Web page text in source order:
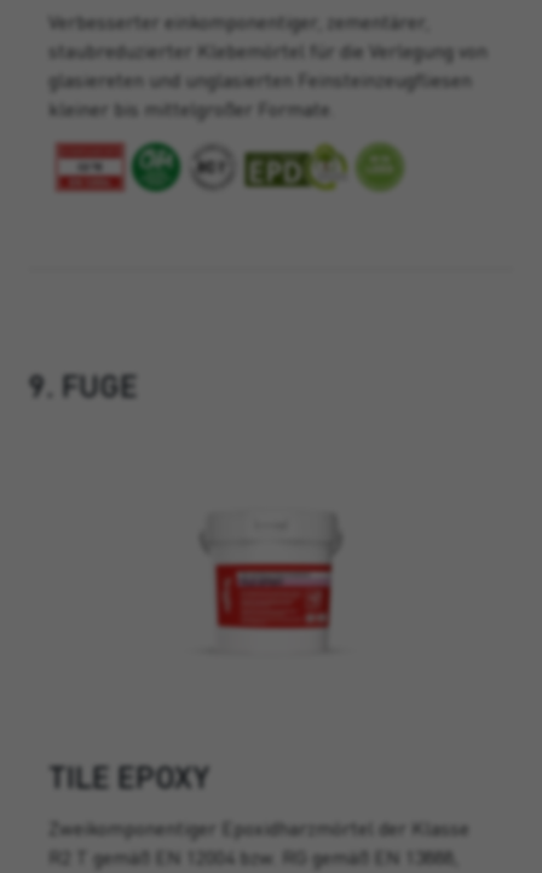
Verbesserter einkomponentiger, zementärer,
staubreduzierter Klebemörtel für die Verlegung von
glasiereten und unglasierten Feinsteinzeugfliesen
kleiner bis mittelgroßer Formate.
9. FUGE
TILE EPOXY
Zweikomponentiger Epoxidharzmörtel der Klasse
R2 T gemäß EN 12004 bzw. RG gemäß EN 13888,